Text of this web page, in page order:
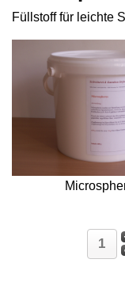
Füllstoff für leichte